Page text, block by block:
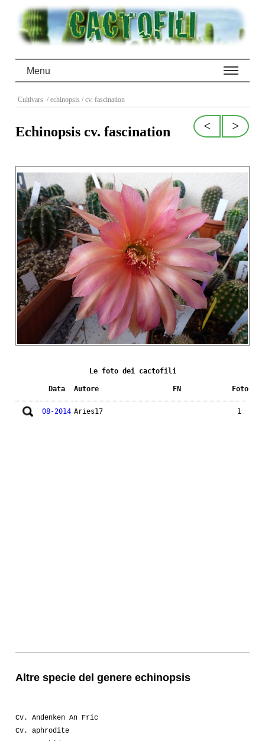
Menu
Cultivars / echinopsis / cv. fascination
>
<
Echinopsis cv. fascination
Le foto dei cactofili
Data Autore FN Foto
08-2014 Aries17 1
Altre specie del genere echinopsis
Cv. Andenken An Fric
Cv. aphrodite